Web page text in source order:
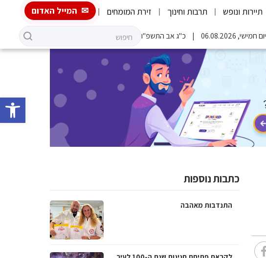
פתח
תיירות ונופש תרבות וחינוך זירת המומחים המייל האדום
יום חמישי, 06.08.2026 כ"ג אב התשפ"ו
כתבות נוספות
התנדבות מאהבה